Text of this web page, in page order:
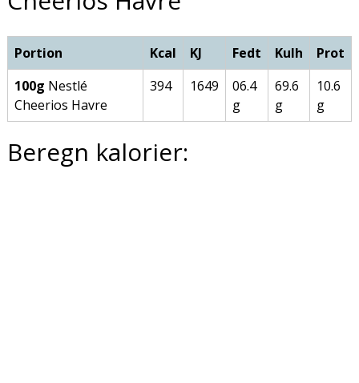
Portion Kcal KJ Fedt Kulh
Prot
100g Nestlé
Cheerios Havre
394 1649
06.4
g
69.6
g
10.6
g
Beregn kalorier: